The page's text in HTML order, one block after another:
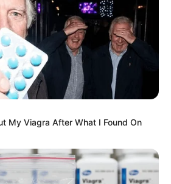
ท่านในวันนี้ คือ ไพ่กรรมกำหนด
My Viagra After What I Found On